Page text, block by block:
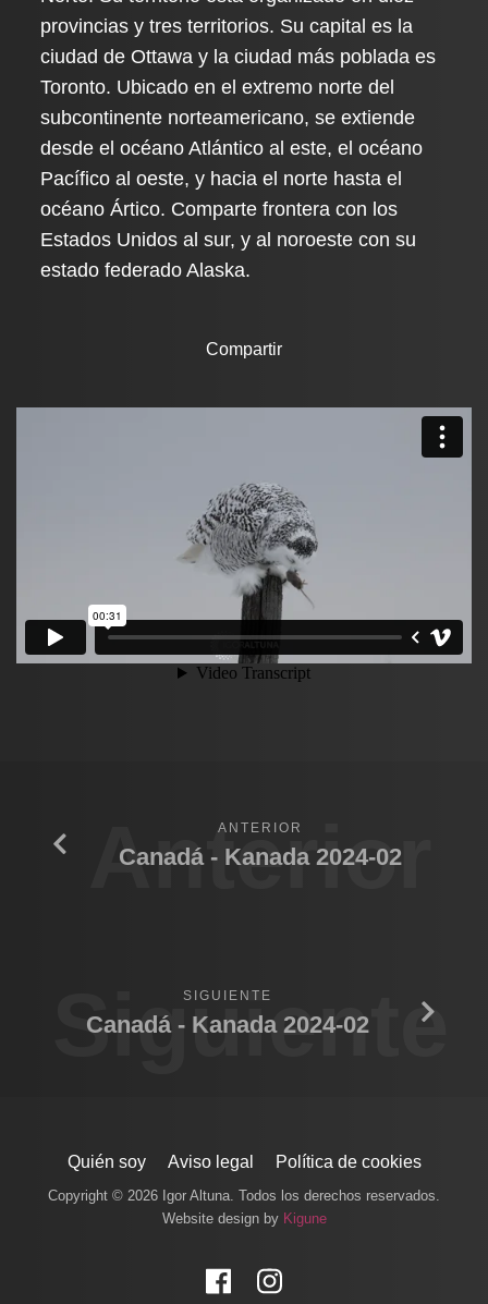
provincias y tres territorios. Su capital es la
ciudad de Ottawa y la ciudad más poblada es
Toronto. Ubicado en el extremo norte del
subcontinente norteamericano, se extiende
desde el océano Atlántico al este, el océano
Pacífico al oeste, y hacia el norte hasta el
océano Ártico. Comparte frontera con los
Estados Unidos al sur, y al noroeste con su
estado federado Alaska.
Compartir
Anterior
ANTERIOR
Canadá - Kanada 2024-02
Siguiente
SIGUIENTE
Canadá - Kanada 2024-02
Quién soy Aviso legal Política de cookies
Copyright © 2026 Igor Altuna. Todos los derechos reservados.
Website design by Kigune
Facebook
Instagram